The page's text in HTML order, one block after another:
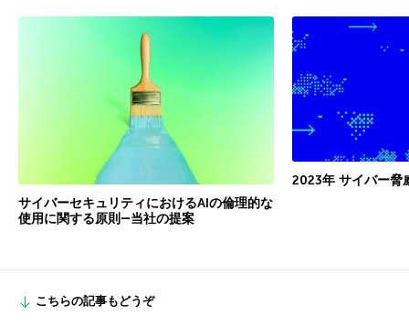
サイバーセキュリティにおけるAIの倫理的な
使用に関する原則―当社の提案
2023年 サイバー脅
こちらの記事もどうぞ